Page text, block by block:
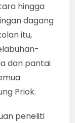
hingga
dagang
itu,
dan pantai
Priok.
peneliti